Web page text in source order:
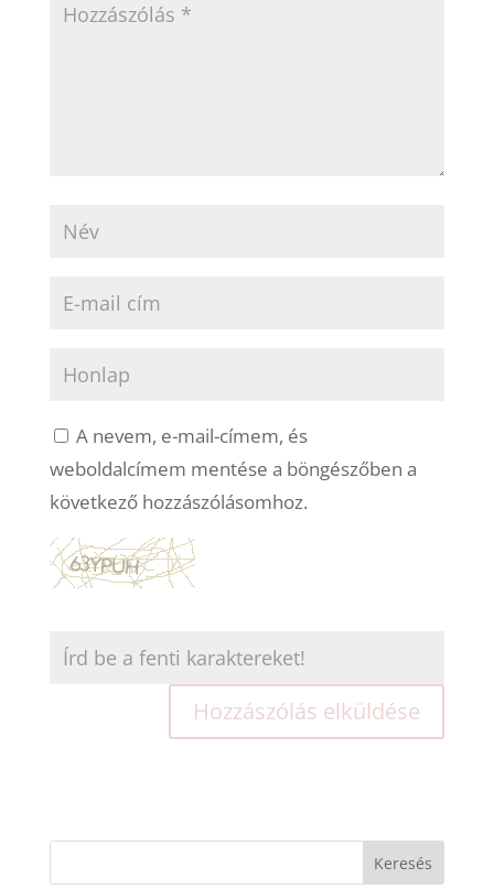
A nevem, e-mail-címem, és
weboldalcímem mentése a böngészőben a
következő hozzászólásomhoz.